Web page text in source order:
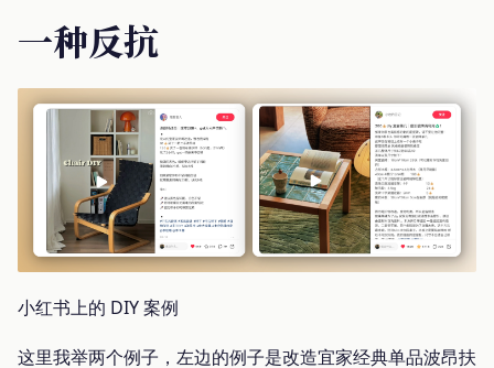
一种反抗
小红书上的 DIY 案例
这里我举两个例子，左边的例子是改造宜家经典单品波昂扶